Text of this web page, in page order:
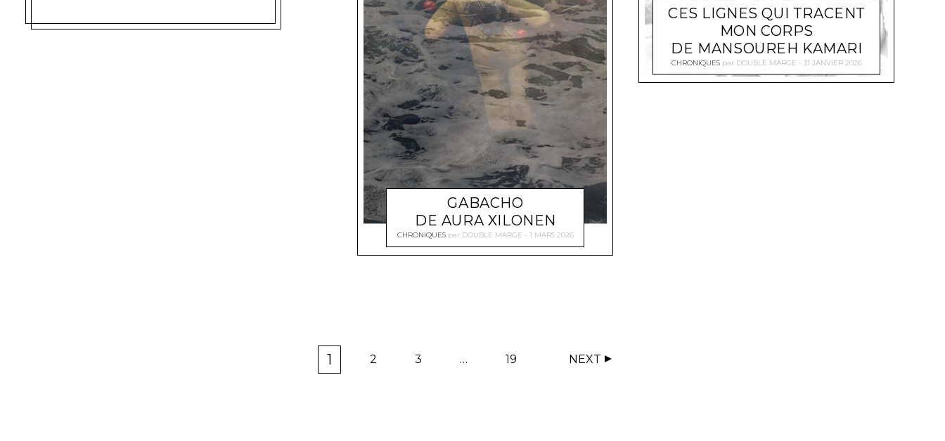
GABACHO
DE AURA XILONEN
CHRONIQUES par DOUBLE MARGE 1 MARS 2026
CES LIGNES QUI TRACENT
MON CORPS
DE MANSOUREH KAMARI
CHRONIQUES par DOUBLE MARGE 31 JANVIER 2026
1
2
3
…
19 NEXT